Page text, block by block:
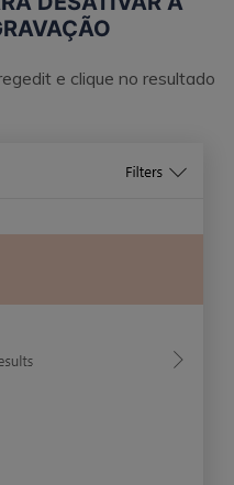
e clique no resultado